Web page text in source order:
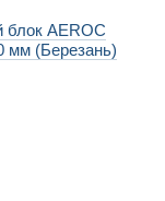
блок AEROC
мм (Березань)